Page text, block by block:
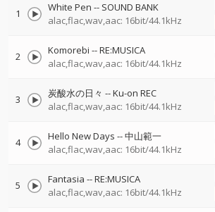
1 White Pen -- SOUND BANK
alac,flac,wav,aac: 16bit/44.1kHz
2 Komorebi --RE:MUSICA
alac,flac,wav,aac: 16bit/44.1kHz
3 炭酸水の日々 --Ku-on REC
alac,flac,wav,aac: 16bit/44.1kHz
4 Hello New Days --中山範一
alac,flac,wav,aac: 16bit/44.1kHz
5 Fantasia --RE:MUSICA
alac,flac,wav,aac: 16bit/44.1kHz